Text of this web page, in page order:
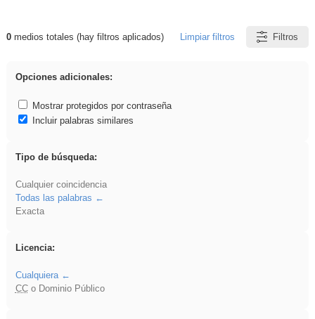
Resultados de: Oratoria
0medios totales (hay filtros aplicados) Limpiar filtros Filtros
Opciones adicionales:
Mostrar protegidos por contraseña
Incluir palabras similares
Tipo de búsqueda:
Cualquier coincidencia
Todas las palabras
Exacta
Licencia:
Cualquiera
CCo Dominio Público